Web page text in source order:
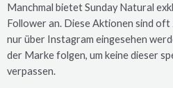
Manchmal bietet Sunday Natural
Follower an. Diese Aktionen sind
nur über Instagram eingesehen
der Marke folgen, um keine dieser
verpassen.